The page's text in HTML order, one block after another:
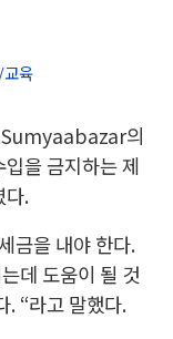
육
의
을 금지하는 제
다.
금을 내야 한다.
데 도움이 될 것
. “라고 말했다.